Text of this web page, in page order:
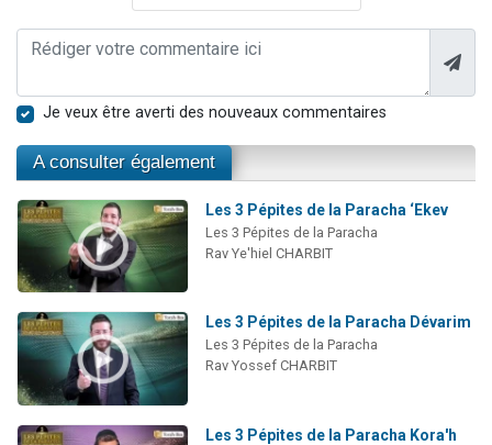
Je veux être averti des nouveaux commentaires
A consulter également
Les 3 Pépites de la Paracha ‘Ekev
Les 3 Pépites de la Paracha
Rav Ye'hiel CHARBIT
Les 3 Pépites de la Paracha Dévarim
Les 3 Pépites de la Paracha
Rav Yossef CHARBIT
Les 3 Pépites de la Paracha Kora'h